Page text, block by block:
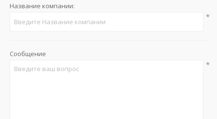
Название компании:
*
Сообщение
*